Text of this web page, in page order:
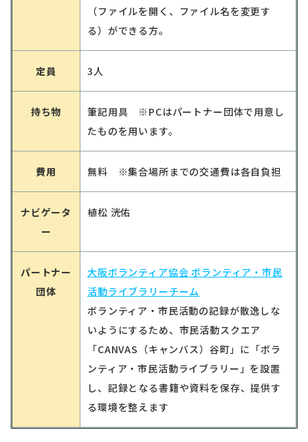
（ファイルを開く、ファイル名を変更す
る）ができる方。
定員 3人
持ち物
筆記用具 ※PCはパートナー団体で用意し
たものを用います。
費用 無料 ※集合場所までの交通費は各自負担
ナビゲータ
ー
植松 洸佑
パートナー
団体
大阪ボランティア協会 ボランティア・市民
活動ライブラリーチーム
ボランティア・市民活動の記録が散逸しな
いようにするため、市民活動スクエア
「CANVAS（キャンバス）谷町」に「ボラ
ンティア・市民活動ライブラリー」を設置
し、記録となる書籍や資料を保存、提供す
る環境を整えます